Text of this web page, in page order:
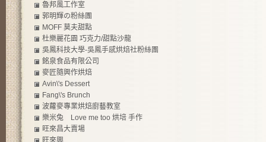
魯邦風工作室
郭明輝の粉絲團
MOFF 莫夫甜點
杜樂麗花園 巧克力/甜點沙龍
吳鳳科技大學-吳鳳手感烘焙社粉絲團
銘泉食品有限公司
麥匠隨興作烘焙
Avin\'s Dessert
Fang\'s Brunch
波蘿麥專業烘焙廚藝教室
樂米兔 Love me too 烘培 手作
旺來昌大賣場
旺來興